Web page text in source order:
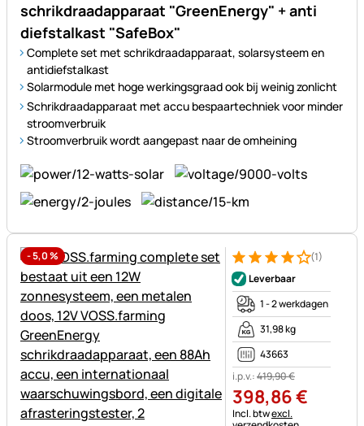
schrikdraadapparaat "GreenEnergy" + anti
diefstalkast "SafeBox"
Complete set met schrikdraadapparaat, solarsysteem en
antidiefstalkast
Solarmodule met hoge werkingsgraad ook bij weinig zonlicht
Schrikdraadapparaat met accu bespaartechniek voor minder
stroomverbruik
Stroomverbruik wordt aangepast naar de omheining
-5,0% Beoordeling: 4 van 5 (1
1 Bewertung
(1)
Leverbaar
1 - 2 werkdagen
31,98 kg
43663
i.p.v.:419,90€
398,86€
Belastinginformatie:
Incl. btwexcl.